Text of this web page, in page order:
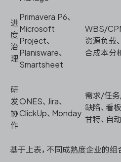
进
度
治
理
Primavera P6、
Microsoft
Project、
Planisware、
Smartsheet
WBS/
资源负载
合成本分
研
发
协
作
ONES、Jira、
ClickUp、Monday
需求/任
缺陷、看
甘特、自
基于上表，不同成熟度企业的组